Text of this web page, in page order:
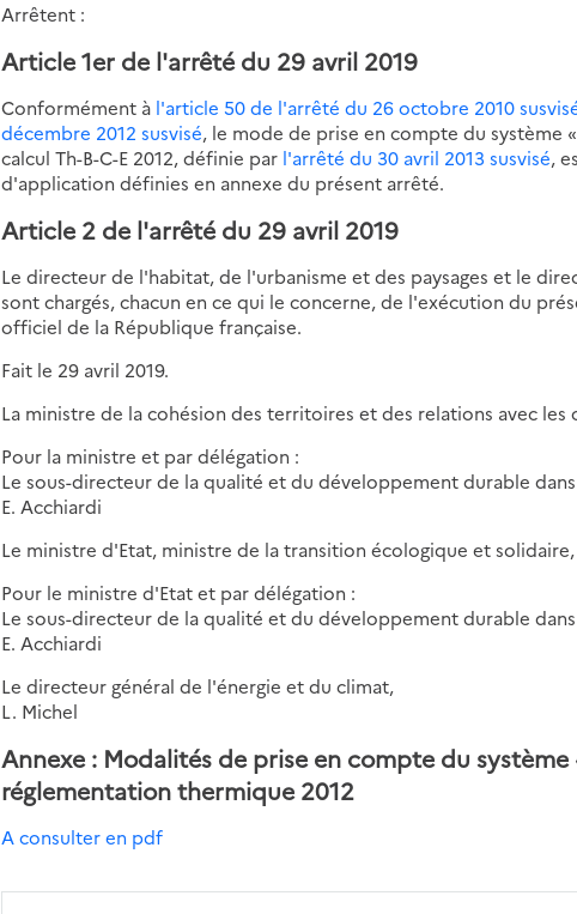
Arrêtent :
Article 1er de l'arrêté du 29 avril 2019
Conformément à l'article 50 de l'arrêté du 26 octobre 2010
décembre 2012 susvisé, le mode de prise en compte du système
calcul Th-B-C-E 2012, définie par l'arrêté du 30 avril 2013 susvisé,
d'application définies en annexe du présent arrêté.
Article 2 de l'arrêté du 29 avril 2019
Le directeur de l'habitat, de l'urbanisme et des paysages et le
sont chargés, chacun en ce qui le concerne, de l'exécution du
officiel de la République française.
Fait le 29 avril 2019.
La ministre de la cohésion des territoires et des relations avec
Pour la ministre et par délégation :
Le sous-directeur de la qualité et du développement durable
E. Acchiardi
Le ministre d'Etat, ministre de la transition écologique et solidaire,
Pour le ministre d'Etat et par délégation :
Le sous-directeur de la qualité et du développement durable
E. Acchiardi
Le directeur général de l'énergie et du climat,
L. Michel
Annexe : Modalités de prise en compte du système
réglementation thermique 2012
A consulter en pdf